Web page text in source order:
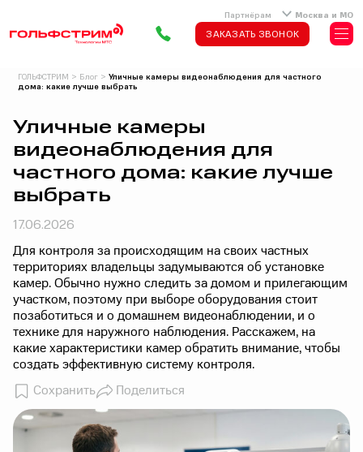
Партнёрам Москва и МО
ЗАКАЗАТЬ ЗВОНОК
ГОЛЬФСТРИМ > Блог >Уличные камеры видеонаблюдения для частного
дома: какие лучше выбрать
Уличные камеры
видеонаблюдения для
частного дома: какие лучше
выбрать
17.06.2026
Для контроля за происходящим на своих частных
территориях владельцы задумываются об установке
камер. Обычно нужно следить за домом и прилегающим
участком, поэтому при выборе оборудования стоит
позаботиться и о домашнем видеонаблюдении, и о
технике для наружного наблюдения. Расскажем, на
какие характеристики камер обратить внимание, чтобы
создать эффективную систему контроля.
Сохранить
Поделиться